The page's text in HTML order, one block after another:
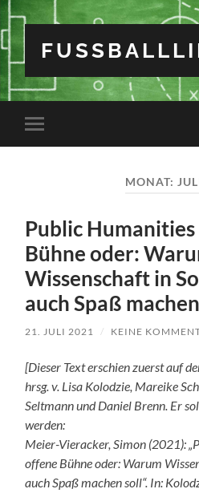
Mobile-
Menü
MONAT:
Public
Bühne oder:
Wissenschaft in
auch Spaß
21. JULI 2021 / KEINE
[Dieser Text erschien zuerst auf
hrsg. v. Lisa Kolodzie, Mareike
Seltmann und Daniel Brenn. Er
werden:
Meier-Vieracker, Simon (2021):
offene Bühne oder: Warum
auch Spaß machen soll“. In: